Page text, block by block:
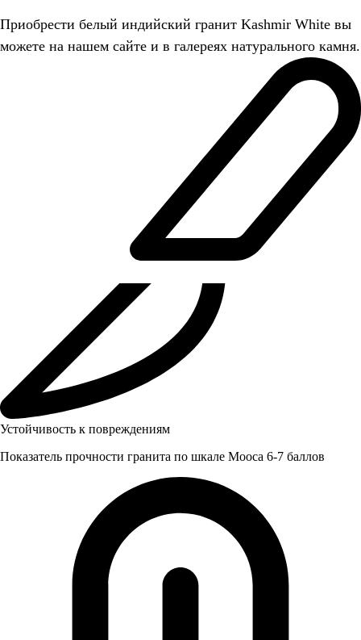
Приобрести белый индийский гранит Kashmir White вы
можете на нашем сайте и в галереях натурального камня.
Устойчивость к повреждениям
Показатель прочности гранита по шкале Мооса 6-7 баллов